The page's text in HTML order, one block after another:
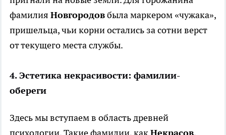
фамилия Новгородовбыла маркером «чужака»,
пришельца, чьи корни остались за сотни верст
от текущего места службы.
4. Эстетика некрасивости: фамилии-
обереги
Здесь мы вступаем в область древней